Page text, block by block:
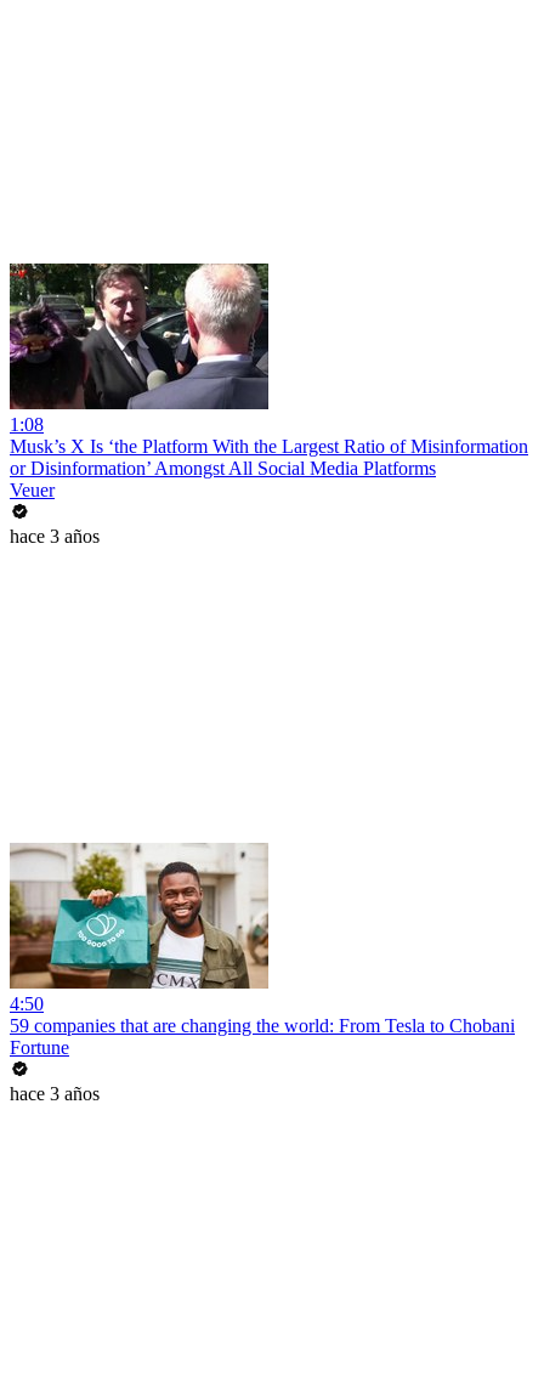
1:08
Musk’s X Is ‘the Platform With the Largest Ratio of Misinformation
or Disinformation’ Amongst All Social Media Platforms
Veuer
hace 3 años
4:50
59 companies that are changing the world: From Tesla to Chobani
Fortune
hace 3 años